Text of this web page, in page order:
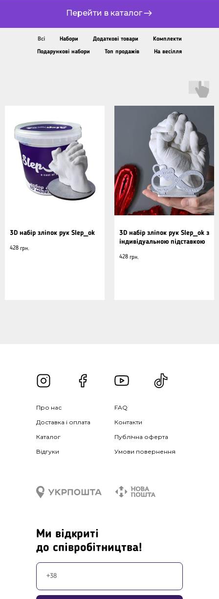
Перейти в каталог
Всі Набори Додаткові товари Комплекти
Подарункові набори Топ продажів На весілля
3D набір зліпок рук Slep_ok
428 грн.
3D набір зліпок рук Slep_ok з
індивідуальною підставкою
428 грн.
Про нас
Доставка і оплата
Відгуки
Каталог
FAQ
Контакти
Публічна оферта
Умови повернення
Ми відкриті
до співробітництва!